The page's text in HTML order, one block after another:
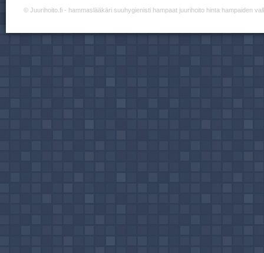
© Juurihoito.fi - hammaslääkäri suuhygienisti hampaat juurihoito hinta hampaiden